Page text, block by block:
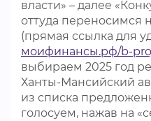
власти» – далее
оттуда переносимся
(прямая ссылка для
моифинансы.рф/b-
выбираем 2025 год
Ханты-Мансийский
из списка
голосуем, нажав на